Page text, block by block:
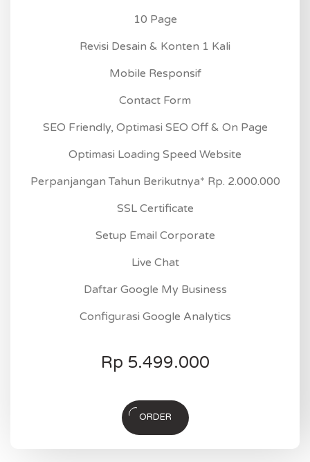
10 Page
Revisi Desain & Konten 1 Kali
Mobile Responsif
Contact Form
SEO Friendly, Optimasi SEO Off & On Page
Optimasi Loading Speed Website
Perpanjangan Tahun Berikutnya* Rp. 2.000.000
SSL Certificate
Setup Email Corporate
Live Chat
Daftar Google My Business
Configurasi Google Analytics
Rp 5.499.000
ORDER